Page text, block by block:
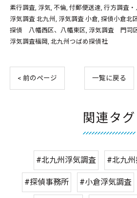
素行調査 浮気 不倫 付郵便送達 行方調査・
浮気調査 北九州
浮気調査 小倉 探偵小倉北
探偵 八幡西区、八幡東区 浮気調査 門司
浮気調査福岡 北九州つばめ探偵社
< 前のページ 一覧に戻る
関連タグ
#北九州浮気調査 #北九州
#探偵事務所 #小倉浮気調査